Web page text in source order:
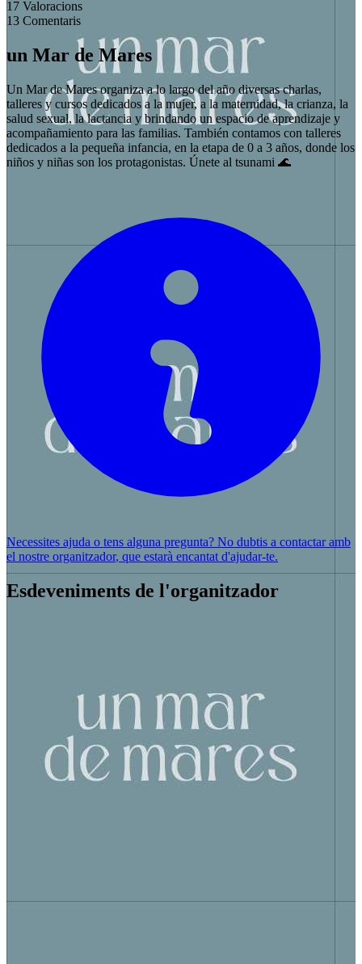
17 Valoracions
13 Comentaris
un Mar de Mares
Un Mar de Mares organiza a lo largo del año diversas charlas,
talleres y cursos dedicados a la mujer, a la maternidad, la crianza, la
salud sexual, la lactancia y brindando un espacio de aprendizaje y
acompañamiento para las familias. También contamos con talleres
dedicados a la pequeña infancia, en la etapa de 0 a 3 años, donde los
niños y niñas son los protagonistas. Únete al tsunami 🌊
Necessites ajuda o tens alguna pregunta? No dubtis a contactar amb
el nostre organitzador, que estarà encantat d'ajudar-te.
Esdeveniments de l'organitzador
Descrobreix l'hort en familia